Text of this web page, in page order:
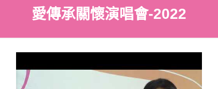
愛傳承關懷演唱會-2022